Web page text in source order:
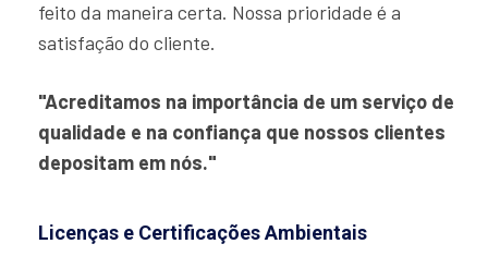
feito da maneira certa. Nossa prioridade é a
satisfação do cliente.
"Acreditamos na importância de um serviço de
qualidade e na confiança que nossos clientes
depositam em nós."
Licenças e Certificações Ambientais